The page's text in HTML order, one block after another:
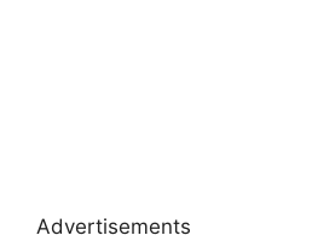
Advertisements